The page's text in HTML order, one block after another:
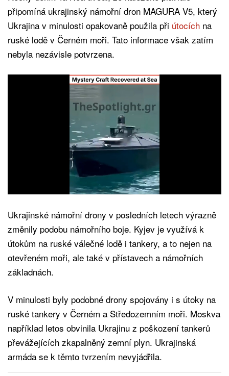
připomíná ukrajinský námořní dron MAGURA V5, který
Ukrajina v minulosti opakovaně použila při útocích na
ruské lodě v Černém moři. Tato informace však zatím
nebyla nezávisle potvrzena.
Ukrajinské námořní drony v posledních letech výrazně
změnily podobu námořního boje. Kyjev je využívá k
útokům na ruské válečné lodě i tankery, a to nejen na
otevřeném moři, ale také v přístavech a námořních
základnách.
V minulosti byly podobné drony spojovány i s útoky na
ruské tankery v Černém a Středozemním moři. Moskva
například letos obvinila Ukrajinu z poškození tankerů
převážejících zkapalněný zemní plyn. Ukrajinská
armáda se k těmto tvrzením nevyjádřila.